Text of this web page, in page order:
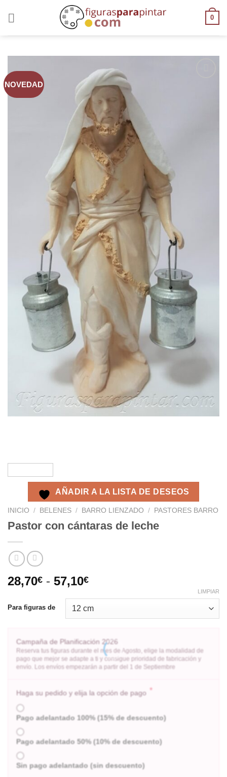
0
NOVEDAD
AÑADIR A LA LISTA DE DESEOS
INICIO / BELENES / BARRO LIENZADO / PASTORES BARRO
Pastor con cántaras de leche
28,70€ - 57,10€
Para figuras de
LIMPIAR
Campaña de Planificación 2026
Reserva tus figuras durante el mes de Agosto, elige la modalidad de
pago que mejor se adapte a ti y consigue prioridad de fabricación y
envío. Los envíos empezarán a partir del 1 de Septiembre
Haga su pedido y elija la opción de pago *
Pago adelantado 100% (15% de descuento)
Pago adelantado 50% (10% de descuento)
Sin pago adelantado (sin descuento)